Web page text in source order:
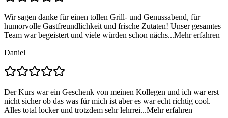
Wir sagen danke für einen tollen Grill- und Genussabend, für
humorvolle Gastfreundlichkeit und frische Zutaten! Unser gesamtes
Team war begeistert und viele würden schon nächs...Mehr erfahren
Daniel
Der Kurs war ein Geschenk von meinen Kollegen und ich war erst
nicht sicher ob das was für mich ist aber es war echt richtig cool.
Alles total locker und trotzdem sehr lehrrei...Mehr erfahren